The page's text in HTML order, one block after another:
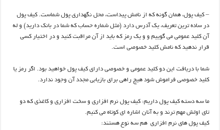
– کیف پول، همان گونه که از نامش پیداست، محل نگهداری پول شماست. کیف پول
در ساده ترین تعریف، یک آدرس دارد (مثل شماره حساب که شما در بانک دارید) و له
آن کلید عمومی می گوییم و و یک رمز که باید از آن مراقبت کنید و در اختیار کسی
قرار ندهید که نامش کلید خصوصی است.
شما با دریافت این دو کلید عمومی و خصوصی دارای کیف پول خواهید بود. اگر رمز یا
کلید خصوصی فراموش شود هیچ راهی برای بازیابی مجدد آن وجود ندارد.
ما سه دسته کیف پول داریم: کیف پول نرم افزاری و سخت افزاری و کاغذی که دو
تای اولش مهم ترند و به آنان اشاره ای کوتاه می کنیم.
کیف پول های نرم افزاری هم سه نوع هستند: